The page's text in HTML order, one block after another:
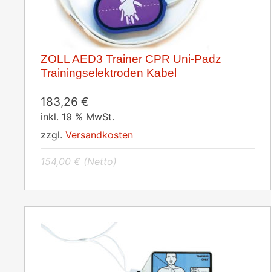
ZOLL AED3 Trainer CPR Uni-Padz
Trainingselektroden Kabel
183,26 €
inkl. 19 % MwSt.
zzgl. Versandkosten
154,00 € (Netto)